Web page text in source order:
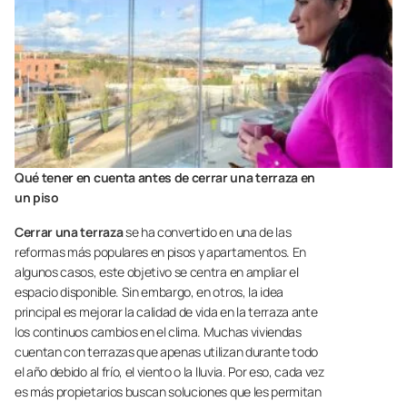
Qué tener en cuenta antes de cerrar una terraza en
un piso
Cerrar una terrazase ha convertido en una de las
reformas más populares en pisos y apartamentos. En
algunos casos, este objetivo se centra en ampliar el
espacio disponible. Sin embargo, en otros, la idea
principal es mejorar la calidad de vida en la terraza ante
los continuos cambios en el clima. Muchas viviendas
cuentan con terrazas que apenas utilizan durante todo
el año debido al frío, el viento o la lluvia. Por eso, cada vez
es más propietarios buscan soluciones que les permitan